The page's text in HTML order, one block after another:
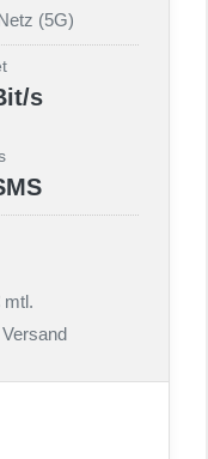
(5G)
s
mtl.